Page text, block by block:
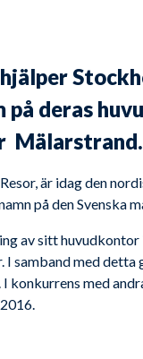
deras
Mälarstrand.
är idag den
på den Svenska
av sitt
samband med detta
med